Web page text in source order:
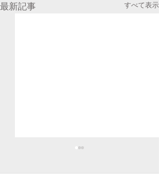
最新記事 すべて表示